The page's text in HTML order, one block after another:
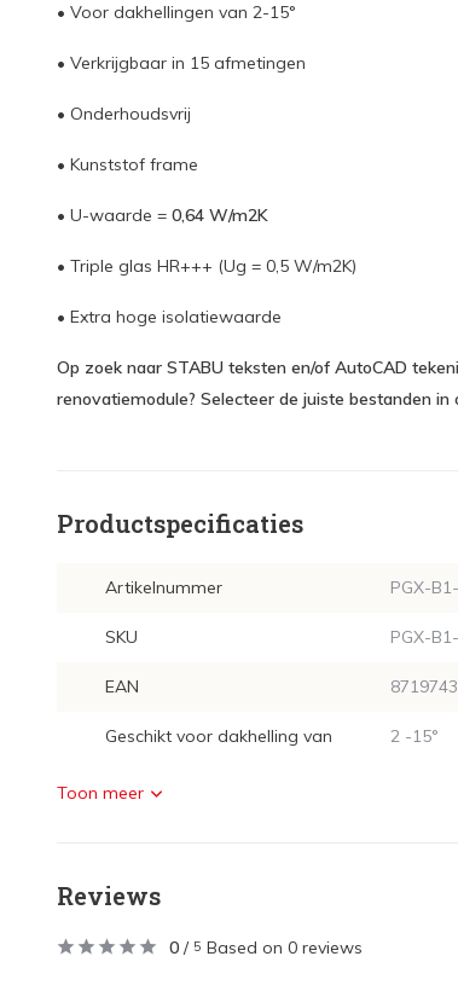
• Voor dakhellingen van 2-15°
• Verkrijgbaar in 15 afmetingen
• Onderhoudsvrij
• Kunststof frame
• U-waarde = 0,64 W/m2K
• Triple glas HR+++ (Ug = 0,5 W/m2K)
• Extra hoge isolatiewaarde
Op zoek naar STABU teksten en/of AutoCAD
renovatiemodule? Selecteer de juiste bestanden in
Productspecificaties
Artikelnummer PGX-
SKU PGX-
EAN
Geschikt voor dakhelling van 2 -15°
Toon meer
Reviews
0 / 5 Based on 0 reviews